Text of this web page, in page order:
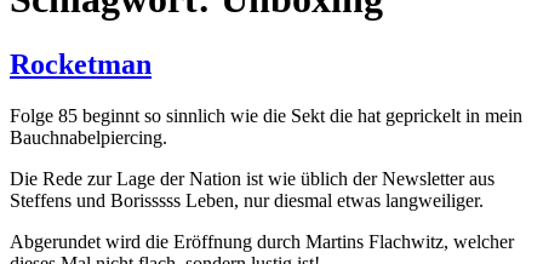
Rocketman
Folge 85 beginnt so sinnlich wie die Sekt die hat geprickelt in mein
Bauchnabelpiercing.
Die Rede zur Lage der Nation ist wie üblich der Newsletter aus
Steffens und Borisssss Leben, nur diesmal etwas langweiliger.
Abgerundet wird die Eröffnung durch Martins Flachwitz, welcher